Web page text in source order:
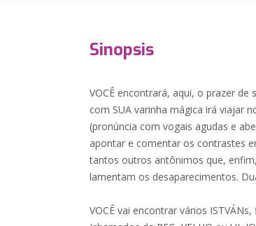
Sinopsis
VOCÊ encontrará, aqui, o prazer
com SUA varinha mágica irá viajar
(pronúncia com vogais agudas e
apontar e comentar os contrastes
tantos outros antônimos que,
lamentam os desaparecimentos.
VOCÊ vai encontrar vários